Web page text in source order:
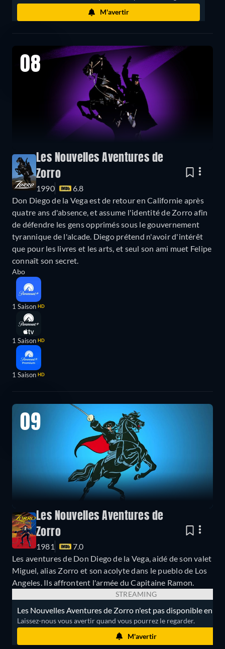
M'avertir
08
Les Nouvelles Aventures de
Zorro
1990
6.8
Don Diego de la Vega est de retour en Californie après
quatre ans d'absence, et assume l'identité de Zorro afin
de défendre les gens opprimés sous le gouvernement
tyrannique de l'alcade. Diego prétend n'avoir d'intérêt
que pour les livres et les arts, et seul son ami muet Felipe
connaît son secret.
Abo
1 Saison HD
1 Saison HD
1 Saison HD
09
Les Nouvelles Aventures de
Zorro
1981
7.0
Les aventures de Don Diego de la Vega, aidé de son valet
Miguel, alias Zorro et son acolyte dans le pueblo de Los
Angeles. Ils affrontent l'armée du Capitaine Ramon.
STREAMING
Les Nouvelles Aventures de Zorro n'est pas disponible en
Laissez-nous vous avertir quand vous pourrez le regarder.
M'avertir